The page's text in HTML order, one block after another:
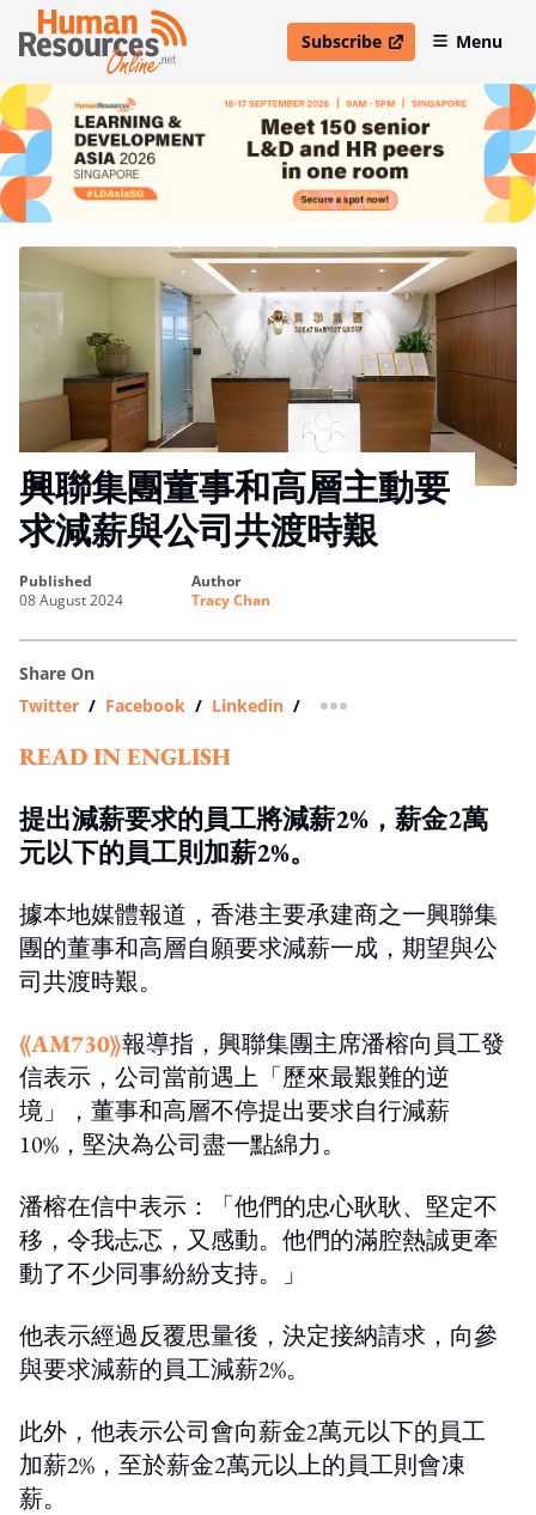
Subscribe
open in new windowMenu
興聯集團董事和高層主動要
求減薪與公司共渡時艱
published
08 August 2024
author
Tracy Chan
Share On
Twitter / Facebook / Linkedin / more sharing option
READ IN ENGLISH
提出減薪要求的員工將減薪2%，薪金2萬
元以下的員工則加薪2%。
據本地媒體報道，香港主要承建商之一興聯集
團的董事和高層自願要求減薪一成，期望與公
司共渡時艱。
《AM730》報導指，興聯集團主席潘榕向員工發
信表示，公司當前遇上「歷來最艱難的逆
境」，董事和高層不停提出要求自行減薪
10%，堅決為公司盡一點綿力。
潘榕在信中表示：「他們的忠心耿耿、堅定不
移，令我忐忑，又感動。他們的滿腔熱誠更牽
動了不少同事紛紛支持。」
他表示經過反覆思量後，決定接納請求，向參
與要求減薪的員工減薪2%。
此外，他表示公司會向薪金2萬元以下的員工
加薪2%，至於薪金2萬元以上的員工則會凍
薪。